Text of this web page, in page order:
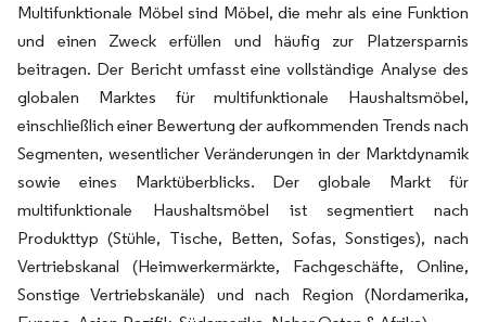
Multifunktionale Möbel sind Möbel, die mehr als eine Funktion
und einen Zweck erfüllen und häufig zur Platzersparnis
beitragen. Der Bericht umfasst eine vollständige Analyse des
globalen Marktes für multifunktionale Haushaltsmöbel,
einschließlich einer Bewertung der aufkommenden Trends nach
Segmenten, wesentlicher Veränderungen in der Marktdynamik
sowie eines Marktüberblicks. Der globale Markt für
multifunktionale Haushaltsmöbel ist segmentiert nach
Produkttyp (Stühle, Tische, Betten, Sofas, Sonstiges), nach
Vertriebskanal (Heimwerkermärkte, Fachgeschäfte, Online,
Sonstige Vertriebskanäle) und nach Region (Nordamerika,